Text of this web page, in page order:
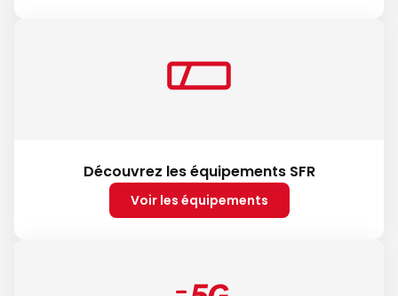
Découvrez les équipements SFR
Voir les équipements